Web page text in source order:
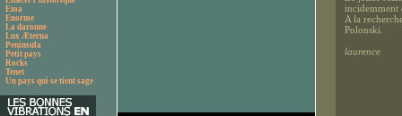
Ema
Enorme
La daronne
Lux Æterna
Peninsula
Petit pays
Rocks
Tenet
Un pays qui se tient sage
incidemment
A la
Polonski.
laurence